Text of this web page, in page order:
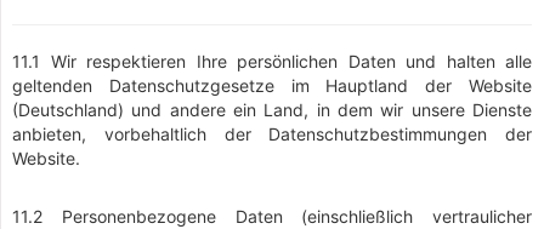
11.1 Wir respektieren Ihre persönlichen Daten und halten alle
geltenden Datenschutzgesetze im Hauptland der Website
(Deutschland) und andere ein Land, in dem wir unsere Dienste
anbieten, vorbehaltlich der Datenschutzbestimmungen der
Website.
11.2 Personenbezogene Daten (einschließlich vertraulicher